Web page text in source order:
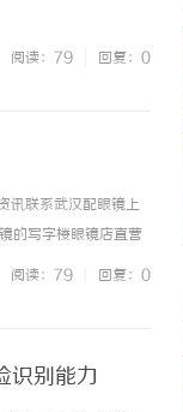
阅读：79 回复：0
讯联系武汉配眼镜上
写字楼眼镜店直营
场镜片40%-60%优
阅读：79 回复：0
识别能力